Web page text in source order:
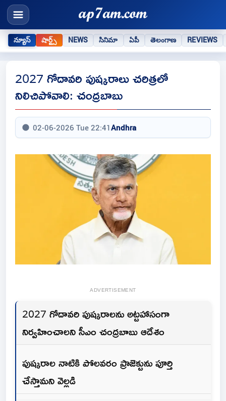
న్యూస్ షార్ట్స్ NEWS సినిమా ఏపీ తెలంగాణ REVIEWS
2027 గోదావరి పుష్కరాలు చరిత్రలో
నిలిచిపోవాలి: చంద్రబాబు
02-06-2026 Tue 22:41Andhra
ADVERTISEMENT
2027 గోదావరి పుష్కరాలను అట్టహాసంగా
నిర్వహించాలని సీఎం చంద్రబాబు ఆదేశం
పుష్కరాల నాటికి పోలవరం ప్రాజెక్టును పూర్తి
చేస్తామని వెల్లడి